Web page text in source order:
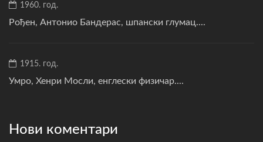
1960. год.
Рођен, Антонио Бандерас, шпански глумац....
1915. год.
Умро, Хенри Мосли, енглески физичар....
Нови коментари